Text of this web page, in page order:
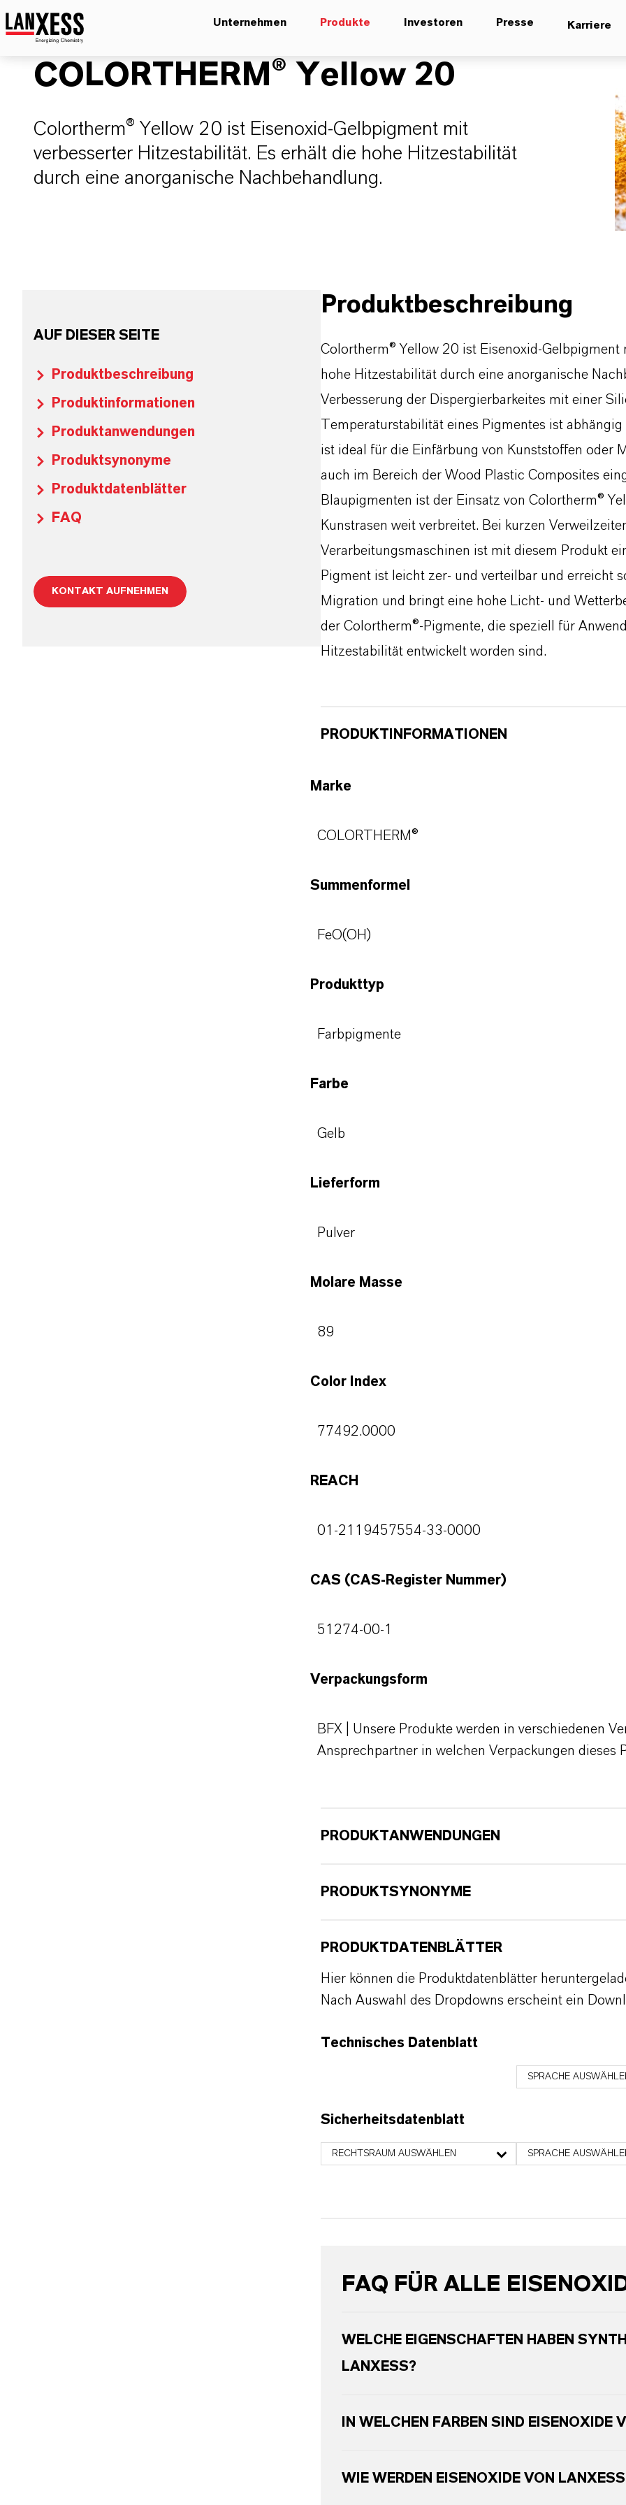
Unternehmen Produkte Investoren Presse Karriere
COLORTHERM® Yellow 20
Colortherm® Yellow 20 ist Eisenoxid-Gelbpigment mit
verbesserter Hitzestabilität. Es erhält die hohe Hitzestabilität
durch eine anorganische Nachbehandlung.
AUF DIESER SEITE
Produktbeschreibung
Produktinformationen
Produktanwendungen
Produktsynonyme
Produktdatenblätter
FAQ
KONTAKT AUFNEHMEN
Produktbeschreibung
Colortherm® Yellow 20 ist Eisenoxid-
hohe Hitzestabilität durch eine anorganische
Verbesserung der Dispergierbarkeites mit einer
Temperaturstabilität eines Pigmentes ist
ist ideal für die Einfärbung von Kunststoffen oder
auch im Bereich der Wood Plastic Composites
Blaupigmenten ist der Einsatz von Colortherm®
Kunstrasen weit verbreitet. Bei kurzen
Verarbeitungsmaschinen ist mit diesem Produkt
Pigment ist leicht zer- und verteilbar und erreicht
Migration und bringt eine hohe Licht- und
der Colortherm®-Pigmente, die speziell für
Hitzestabilität entwickelt worden sind.
PRODUKTINFORMATIONEN
Marke
COLORTHERM®
Summenformel
FeO(OH)
Produkttyp
Farbpigmente
Farbe
Gelb
Lieferform
Pulver
Molare Masse
89
Color Index
77492.0000
REACH
01-2119457554-33-0000
CAS (CAS-Register Nummer)
51274-00-1
Verpackungsform
BFX | Unsere Produkte werden in verschiedenen
Ansprechpartner in welchen Verpackungen dieses
PRODUKTANWENDUNGEN
PRODUKTSYNONYME
PRODUKTDATENBLÄTTER
Hier können die Produktdatenblätter
Nach Auswahl des Dropdowns erscheint ein
Technisches Datenblatt
SPRACHE
Sicherheitsdatenblatt
RECHTSRAUM AUSWÄHLEN SPRACHE
FAQ FÜR ALLE
WELCHE EIGENSCHAFTEN HABEN
LANXESS?
IN WELCHEN FARBEN SIND EISENOXIDE
WIE WERDEN EISENOXIDE VON